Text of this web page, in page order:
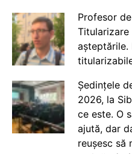
Profesor
Titularizare
așteptările.
Ședințele
2026, la
ce este. O
ajută, dar
reușesc să